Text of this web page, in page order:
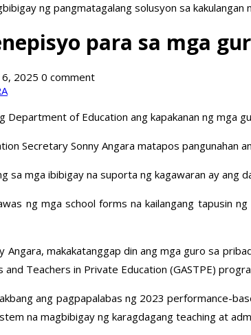
ng pangmatagalang solusyon sa
para sa mga
2025 0 comment
Department of Education ang kapakanan ng mga
Secretary Sonny Angara matapos pangunahan
sa mga ibibigay na suporta ng kagawaran ay
ng mga school forms na kailangang tapusin
Angara, makakatanggap din ang mga guro sa
Teachers in Private Education (GASTPE)
ang pagpapalabas ng 2023 performance-
na magbibigay ng karagdagang teaching at